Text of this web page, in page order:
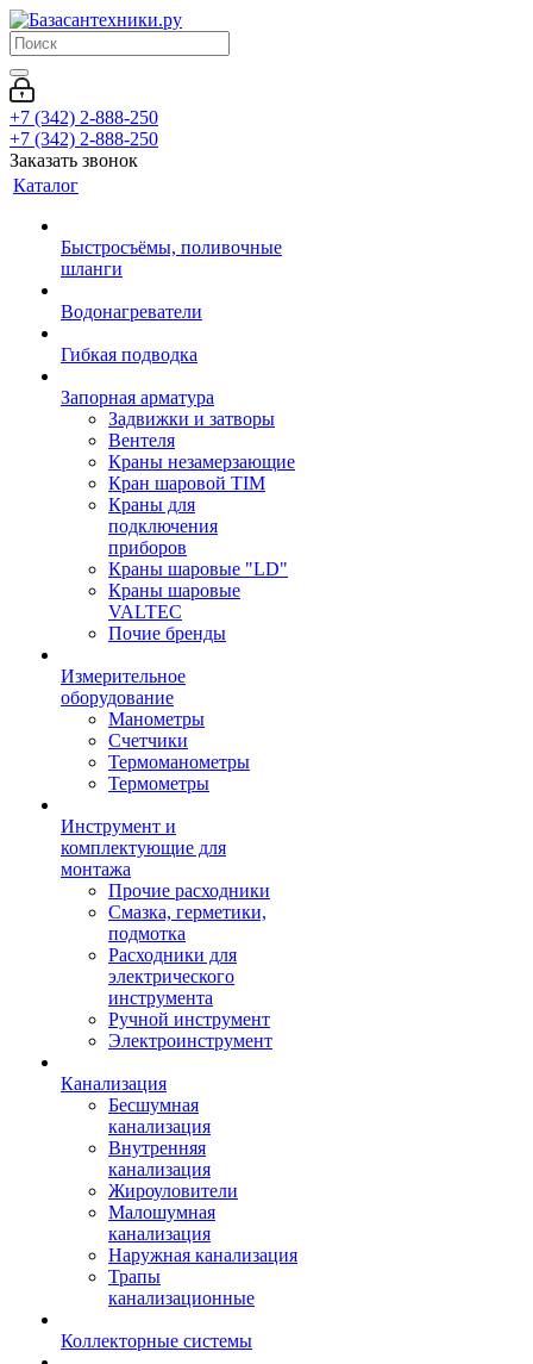
+7 (342) 2-888-250
+7 (342) 2-888-250
Заказать звонок
Каталог
Быстросъёмы, поливочные
шланги
Водонагреватели
Гибкая подводка
Запорная арматура
Задвижки и затворы
Вентеля
Краны незамерзающие
Кран шаровой TIM
Краны для
подключения
приборов
Краны шаровые "LD"
Краны шаровые
VALTEC
Почие бренды
Измерительное
оборудование
Манометры
Счетчики
Термоманометры
Термометры
Инструмент и
комплектующие для
монтажа
Прочие расходники
Смазка, герметики,
подмотка
Расходники для
электрического
инструмента
Ручной инструмент
Электроинструмент
Канализация
Бесшумная
канализация
Внутренняя
канализация
Жироуловители
Малошумная
канализация
Наружная канализация
Трапы
канализационные
Коллекторные системы